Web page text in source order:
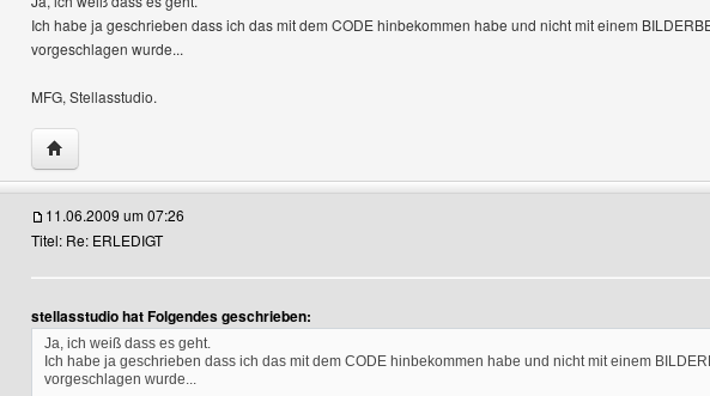
Ich habe ja geschrieben dass ich das mit dem CODE hinbekommen habe und nicht mit einem
vorgeschlagen wurde...
MFG, Stellasstudio.
Website dieses Benutzers besuchen: stellasstudio
Profile anzeigen
11.06.2009 um 07:26
Titel: Re: ERLEDIGT
stellasstudio hat Folgendes geschrieben:
Ja, ich weiß dass es geht.
Ich habe ja geschrieben dass ich das mit dem CODE hinbekommen habe und nicht mit einem
vorgeschlagen wurde...